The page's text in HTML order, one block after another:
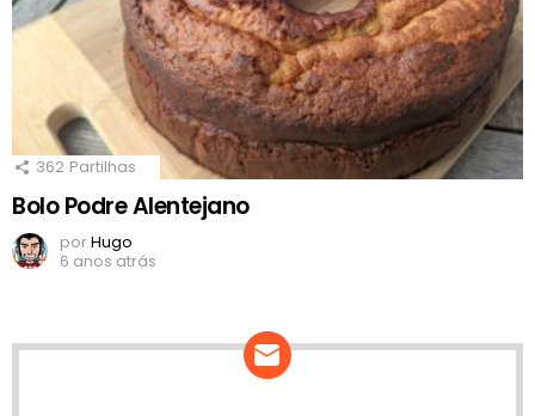
362 Partilhas
Bolo Podre Alentejano
porHugo
6 anos atrás